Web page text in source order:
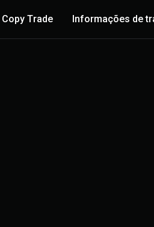
Copy Trade Informações de